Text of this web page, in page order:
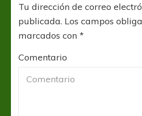
Tu dirección de correo
publicada. Los campos
marcados con*
Comentario